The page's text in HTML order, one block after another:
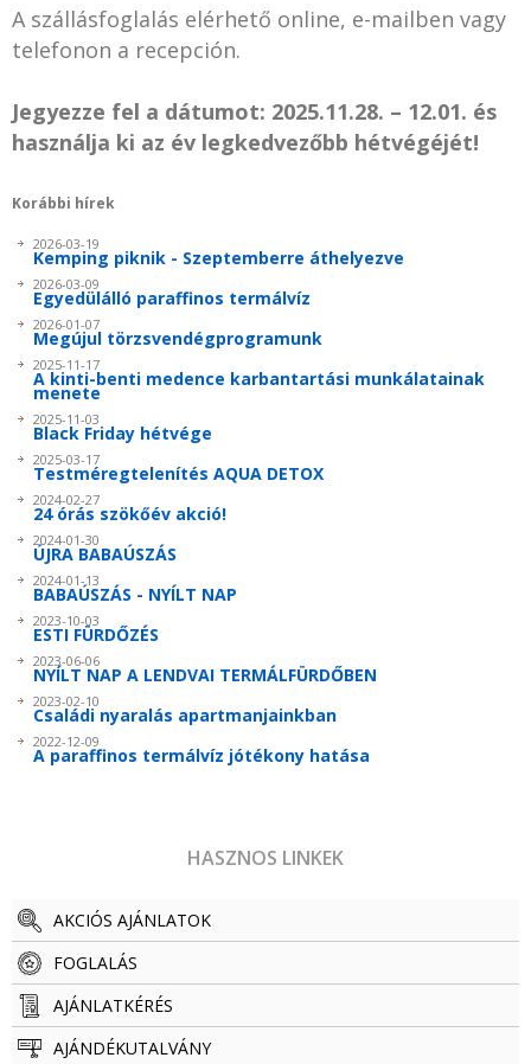
A szállásfoglalás elérhető online, e-mailben vagy
telefonon a recepción.
Jegyezze fel a dátumot: 2025.11.28. – 12.01. és
használja ki az év legkedvezőbb hétvégéjét!
Korábbi hírek
2026-03-19
Kemping piknik - Szeptemberre áthelyezve
2026-03-09
Egyedülálló paraffinos termálvíz
2026-01-07
Megújul törzsvendégprogramunk
2025-11-17
A kinti-benti medence karbantartási munkálatainak
menete
2025-11-03
Black Friday hétvége
2025-03-17
Testméregtelenítés AQUA DETOX
2024-02-27
24 órás szökőév akció!
2024-01-30
ÚJRA BABAÚSZÁS
2024-01-13
BABAÚSZÁS - NYÍLT NAP
2023-10-03
ESTI FÜRDŐZÉS
2023-06-06
NYÍLT NAP A LENDVAI TERMÁLFÜRDŐBEN
2023-02-10
Családi nyaralás apartmanjainkban
2022-12-09
A paraffinos termálvíz jótékony hatása
HASZNOS LINKEK
AKCIÓS AJÁNLATOK
FOGLALÁS
AJÁNLATKÉRÉS
AJÁNDÉKUTALVÁNY